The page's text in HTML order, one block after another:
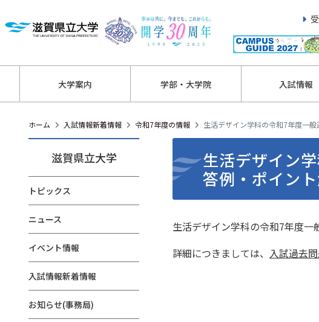
大学案内 学部・大学院 入試情報
ホーム 入試情報新着情報 令和7年度の情報 生活デザイン学科の令和7年度一
滋賀県立大学
トピックス
ニュース
イベント情報
入試情報新着情報
お知らせ(事務局)
生活デザイン
答例・ポイン
生活デザイン学科の令和7年度一
詳細につきましては、 入試過去